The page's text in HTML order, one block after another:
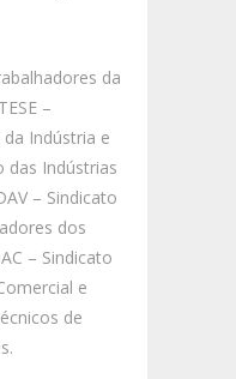
da
–
Indústria e
das Indústrias
– Sindicato
dos
– Sindicato
e
de